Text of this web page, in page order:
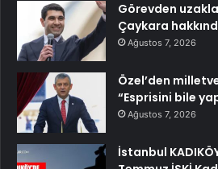
Görevden
Çaykara
Ağustos 7, 2026
Özel’den
“Esprisini bile
Ağustos 7, 2026
İstanbul